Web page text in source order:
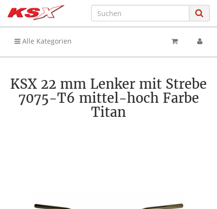
Alle Kategorien
KSX 22 mm Lenker mit Strebe
7075-T6 mittel-hoch Farbe
Titan